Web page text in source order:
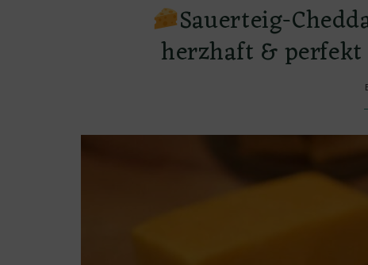
Sauerteig-
herzhaft &